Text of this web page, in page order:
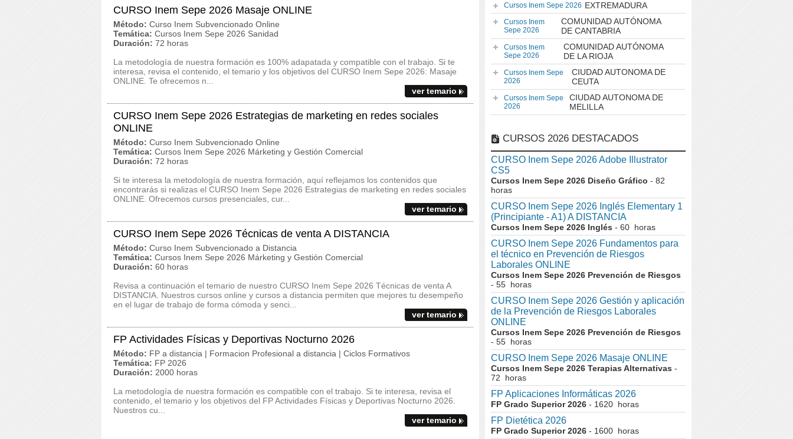
CURSO Inem Sepe 2026 Masaje ONLINE
Método: Curso Inem Subvencionado Online
Temática: Cursos Inem Sepe 2026 Sanidad
Duración: 72 horas
La metodología de nuestra formación es 100% adapatada y compatible con el trabajo. Si te
interesa, revisa el contenido, el temario y los objetivos del CURSO Inem Sepe 2026: Masaje
ONLINE. Te ofrecemos n...
ver temario
CURSO Inem Sepe 2026 Estrategias de marketing en redes sociales
ONLINE
Método: Curso Inem Subvencionado Online
Temática: Cursos Inem Sepe 2026 Márketing y Gestión Comercial
Duración: 72 horas
Si te interesa la metodología de nuestra formación, aquí reflejamos los contenidos que
encontrarás si realizas el CURSO Inem Sepe 2026 Estrategias de marketing en redes sociales
ONLINE. Ofrecemos cursos presenciales, cur...
ver temario
CURSO Inem Sepe 2026 Técnicas de venta A DISTANCIA
Método: Curso Inem Subvencionado a Distancia
Temática: Cursos Inem Sepe 2026 Márketing y Gestión Comercial
Duración: 60 horas
Revisa a continuación el temario de nuestro CURSO Inem Sepe 2026 Técnicas de venta A
DISTANCIA. Nuestros cursos online y cursos a distancia permiten que mejores tu desempeño
en el lugar de trabajo de forma cómoda y senci...
ver temario
FP Actividades Físicas y Deportivas Nocturno 2026
Método: FP a distancia | Formacion Profesional a distancia | Ciclos Formativos
Temática: FP 2026
Duración: 2000 horas
La metodología de nuestra formación es compatible con el trabajo. Si te interesa, revisa el
contenido, el temario y los objetivos del FP Actividades Físicas y Deportivas Nocturno 2026.
Nuestros cu...
ver temario
Cursos Inem Sepe 2026 EXTREMADURA
Cursos Inem
Sepe 2026
COMUNIDAD AUTÓNOMA
DE CANTABRIA
Cursos Inem
Sepe 2026
COMUNIDAD AUTÓNOMA
DE LA RIOJA
Cursos Inem Sepe
2026
CIUDAD AUTONOMA DE
CEUTA
Cursos Inem Sepe
2026
CIUDAD AUTONOMA DE
MELILLA
CURSOS 2026 DESTACADOS
CURSO Inem Sepe 2026 Adobe Illustrator
CS5
Cursos Inem Sepe 2026 Diseño Gráfico - 82
horas
CURSO Inem Sepe 2026 Inglés Elementary 1
(Principiante - A1) A DISTANCIA
Cursos Inem Sepe 2026 Inglés - 60 horas
CURSO Inem Sepe 2026 Fundamentos para
el técnico en Prevención de Riesgos
Laborales ONLINE
Cursos Inem Sepe 2026 Prevención de Riesgos
- 55 horas
CURSO Inem Sepe 2026 Gestión y aplicación
de la Prevención de Riesgos Laborales
ONLINE
Cursos Inem Sepe 2026 Prevención de Riesgos
- 55 horas
CURSO Inem Sepe 2026 Masaje ONLINE
Cursos Inem Sepe 2026 Terapias Alternativas -
72 horas
FP Aplicaciones Informáticas 2026
FP Grado Superior 2026 - 1620 horas
FP Dietética 2026
FP Grado Superior 2026 - 1600 horas